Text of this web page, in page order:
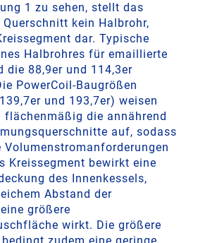
1 zu sehen, stellt das
kein Halbrohr,
dar. Typische
Halbrohres für emaillierte
die 88,9er und 114,3er
PowerCoil-Baugrößen
und 193,7er) weisen
flächenmäßig die annährend
auf, sodass
Volumenstromanforderungen
Kreissegment bewirkt eine
des Innenkessels,
Abstand der
größere
wirkt. Die größere